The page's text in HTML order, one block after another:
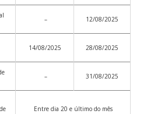
– 12/08/2025
14/08/2025 28/08/2025
– 31/08/2025
Entre dia 20 e último do mês